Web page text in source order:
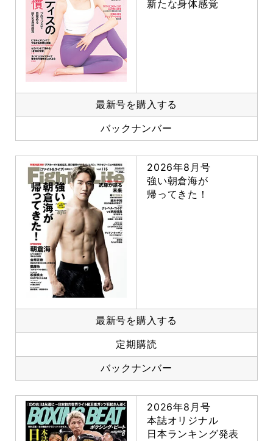
新たな身体感覚
最新号を購入する
バックナンバー
2026年8月号
強い朝倉海が
帰ってきた！
最新号を購入する
定期購読
バックナンバー
2026年8月号
本誌オリジナル
日本ランキング発表